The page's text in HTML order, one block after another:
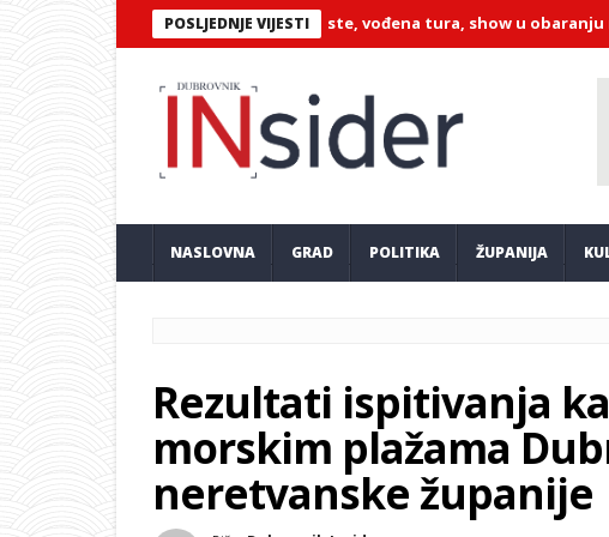
POSLJEDNJE VIJESTI
događanja u Orebiću: pučke feste, vođena tura, show u obaranju ruku
NASLOVNA GRAD POLITIKA ŽUPANIJA
Rezultati ispitivanja
morskim plažama
neretvanske županije